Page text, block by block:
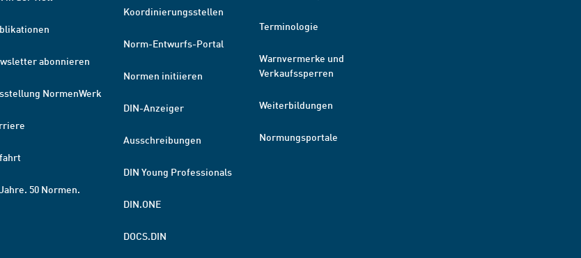
abonnieren
NormenWerk
50 Normen.
Koordinierungsstellen
Norm-Entwurfs-Portal
Normen initiieren
DIN-Anzeiger
Ausschreibungen
DIN Young Professionals
DIN.ONE
DOCS.DIN
Terminologie
Warnvermerke und
Verkaufssperren
Weiterbildungen
Normungsportale